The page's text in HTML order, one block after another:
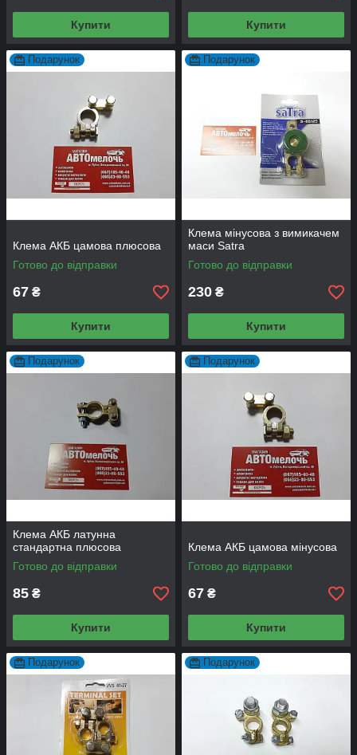
Купити Купити
Подарунок
Клема АКБ цамова плюсова
Готово до відправки
67 ₴
Купити
Подарунок
Клема мінусова з вимикачем
маси Satra
Готово до відправки
230 ₴
Купити
Подарунок
Клема АКБ латунна
стандартна плюсова
Готово до відправки
85 ₴
Купити
Подарунок
Клема АКБ цамова мінусова
Готово до відправки
67 ₴
Купити
Подарунок Подарунок